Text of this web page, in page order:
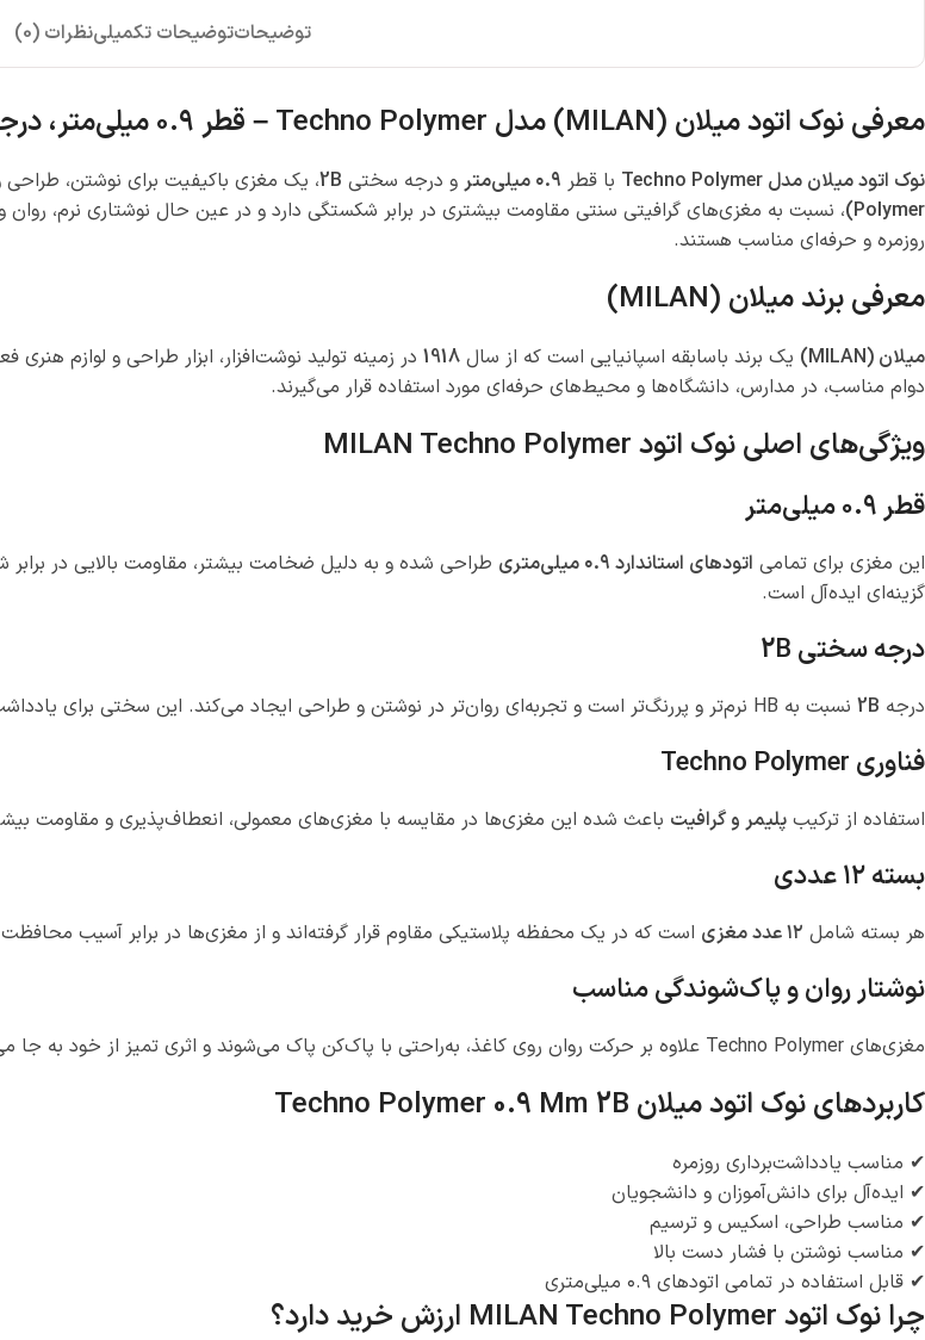
توضیحاتتوضیحات تکمیلینظرات (0)
معرفی نوک اتود میلان (MILAN) مدل Techno Polymer – قطر ۰.۹ میلی‌متر، درجه 2B (بسته ۱۲ عددی)
نوک اتود میلان مدل Techno Polymer با قطر ۰.۹ میلی‌متر و درجه سختی 2B، یک مغزی باکیفیت برای نوشتن،
Polymer) ، نسبت به مغزی‌های گرافیتی سنتی مقاومت بیشتری در برابر شکستگی دارد و در عین حال نوشتاری نرم،
روزمره و حرفه‌ای مناسب هستند.
معرفی برند میلان (MILAN)
میلان (MILAN) یک برند باسابقه اسپانیایی است که از سال 1918 در زمینه تولید نوشت‌افزار، ابزار طراحی و لوازم
دوام مناسب، در مدارس، دانشگاه‌ها و محیط‌های حرفه‌ای مورد استفاده قرار می‌گیرند.
ویژگی‌های اصلی نوک اتود MILAN Techno Polymer
قطر ۰.۹ میلی‌متر
این مغزی برای تمامی اتودهای استاندارد ۰.۹ میلی‌متری
طراحی شده و به دلیل ضخامت بیشتر، مقاومت بالایی در
گزینه‌ای ایده‌آل است.
درجه سختی 2B
درجه 2B نسبت به HB نرم‌تر و پررنگ‌تر است و تجربه‌ای روان‌تر در نوشتن و طراحی ایجاد می‌کند. این سختی برای یادداشت‌برداری، طراحی آزاد، اسکیس و ترسیم خطوط پررنگ بسیار مناسب است.
فناوری Techno Polymer
استفاده از ترکیب پلیمر و گرافیت باعث شده این مغزی‌ها در مقایسه با مغزی‌های معمولی، انعطاف‌پذیری و مقاومت
بسته ۱۲ عددی
هر بسته شامل ۱۲ عدد مغزی است که در یک محفظه پلاستیکی مقاوم قرار گرفته‌اند و از مغزی‌ها در برابر آسیب
نوشتار روان و پاک‌شوندگی مناسب
مغزی‌های Techno Polymer علاوه بر حرکت روان روی کاغذ، به‌راحتی با پاک‌کن پاک می‌شوند و اثری تمیز از خود به جا می‌گذارند.
کاربردهای نوک اتود میلان Techno Polymer 0.9 Mm 2B
✔ مناسب یادداشت‌برداری روزمره
✔ ایده‌آل برای دانش‌آموزان و دانشجویان
✔ مناسب طراحی، اسکیس و ترسیم
✔ مناسب نوشتن با فشار دست بالا
✔ قابل استفاده در تمامی اتودهای ۰.۹ میلی‌متری
چرا نوک اتود MILAN Techno Polymer ارزش خرید دارد؟